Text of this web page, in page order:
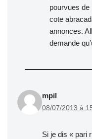
pourvues
cote
annonces.
demande
mpil
08/07/2013 à
Si je dis « pari